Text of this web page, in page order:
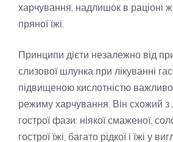
харчування, надлишок в раціоні
пряної їжі.
Принципи дієти незалежно від
слизової шлунка при лікуванні
підвищеною кислотністю
режиму харчування. Він схожий з
гострої фази: ніякої смаженої,
гострої їжі, багато рідкої і їжі у